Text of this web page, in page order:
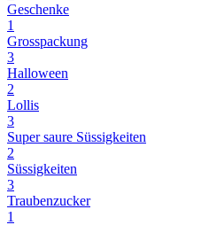
Geschenke
1
Grosspackung
3
Halloween
2
Lollis
3
Super saure Süssigkeiten
2
Süssigkeiten
3
Traubenzucker
1